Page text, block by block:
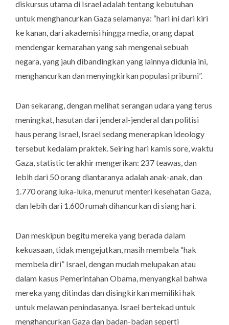
diskursus utama di Israel adalah tentang kebutuhan
untuk menghancurkan Gaza selamanya: “hari ini dari kiri
ke kanan, dari akademisi hingga media, orang dapat
mendengar kemarahan yang sah mengenai sebuah
negara, yang jauh dibandingkan yang lainnya didunia ini,
menghancurkan dan menyingkirkan populasi pribumi”.
Dan sekarang, dengan melihat serangan udara yang terus
meningkat, hasutan dari jenderal-jenderal dan politisi
haus perang Israel, Israel sedang menerapkan ideology
tersebut kedalam praktek. Seiring hari kamis sore, waktu
Gaza, statistic terakhir mengerikan: 237 teawas, dan
lebih dari 50 orang diantaranya adalah anak-anak, dan
1.770 orang luka-luka, menurut menteri kesehatan Gaza,
dan lebih dari 1.600 rumah dihancurkan di siang hari.
Dan meskipun begitu mereka yang berada dalam
kekuasaan, tidak mengejutkan, masih membela “hak
membela diri” Israel, dengan mudah melupakan atau
dalam kasus Pemerintahan Obama, menyangkal bahwa
mereka yang ditindas dan disingkirkan memiliki hak
untuk melawan penindasanya. Israel bertekad untuk
menghancurkan Gaza dan badan-badan seperti